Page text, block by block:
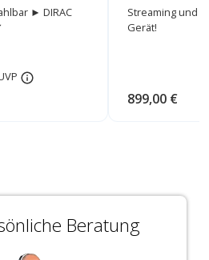
► DIRAC
Streaming und
Gerät!
899,00 €
Beratung